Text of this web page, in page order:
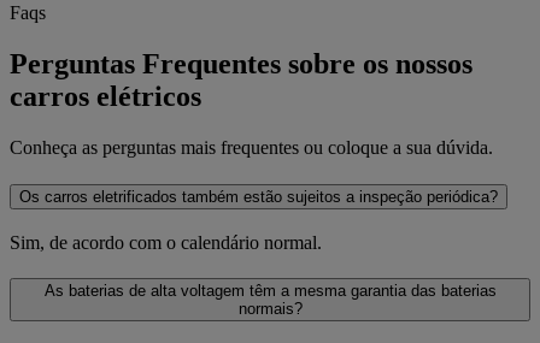
Faqs
Perguntas Frequentes sobre os nossos
carros elétricos
Conheça as perguntas mais frequentes ou coloque a sua dúvida.
Os carros eletrificados também estão sujeitos a inspeção periódica?
Sim, de acordo com o calendário normal.
As baterias de alta voltagem têm a mesma garantia das baterias
normais?